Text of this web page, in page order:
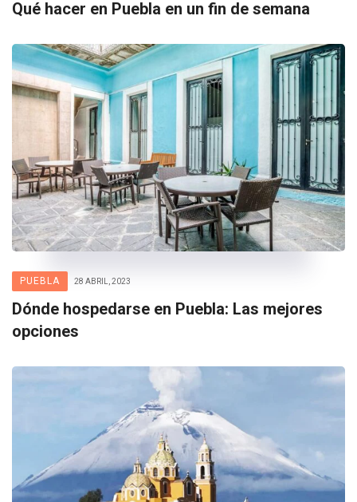
Qué hacer en Puebla en un fin de semana
PUEBLA 28 ABRIL, 2023
Dónde hospedarse en Puebla: Las mejores
opciones